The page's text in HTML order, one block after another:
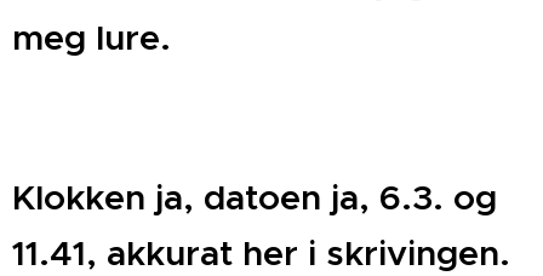
meg lure.
Klokken ja, datoen ja, 6.3. og
11.41, akkurat her i skrivingen.